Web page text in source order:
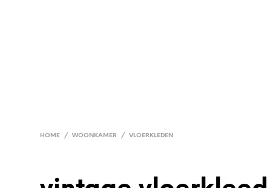
HOME / WOONKAMER / VLOERKLEDEN